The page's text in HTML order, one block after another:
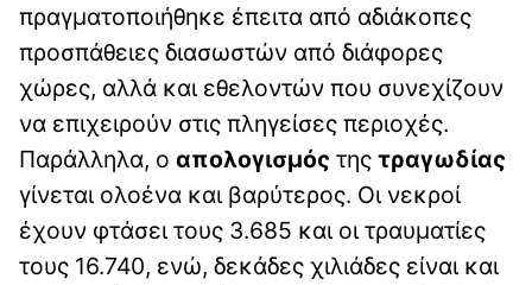
πραγματοποιήθηκε έπειτα από αδιάκοπες
προσπάθειες διασωστών από διάφορες
χώρες, αλλά και εθελοντών που συνεχίζουν
να επιχειρούν στις πληγείσες περιοχές.
Παράλληλα, ο απολογισμός της τραγωδίας
γίνεται ολοένα και βαρύτερος. Οι νεκροί
έχουν φτάσει τους 3.685 και οι τραυματίες
τους 16.740, ενώ, δεκάδες χιλιάδες είναι και